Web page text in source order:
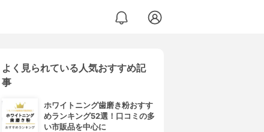
よく見られている人気おすすめ記
事
ホワイトニング歯磨き粉おすす
めランキング52選！口コミの多
い市販品を中心に